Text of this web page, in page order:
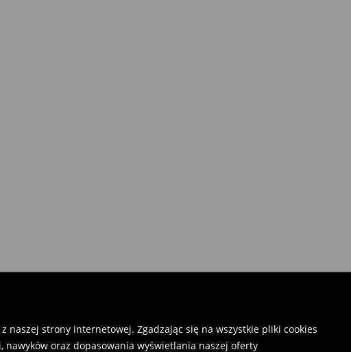
strony internetowej. Zgadzając się na wszystkie pliki cookies
oraz dopasowania wyświetlania naszej oferty